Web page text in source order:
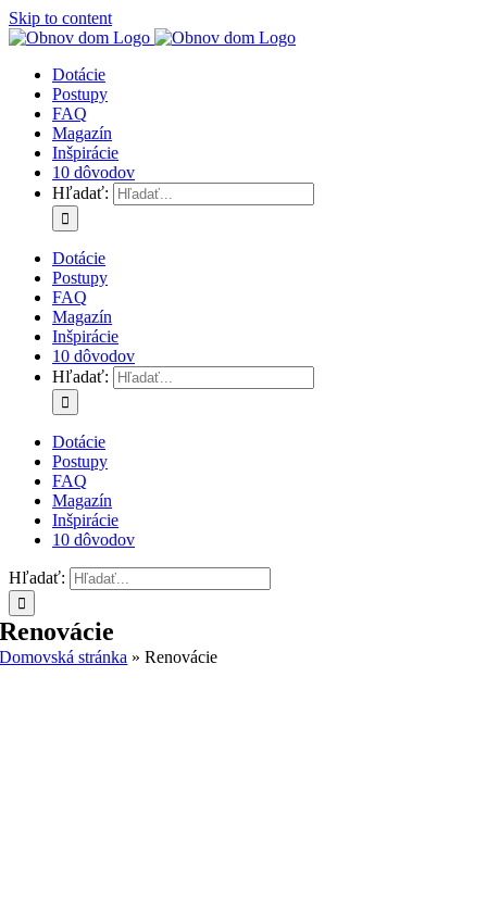
Skip to content
Dotácie
Postupy
FAQ
Magazín
Inšpirácie
10 dôvodov
Hľadať:
Dotácie
Postupy
FAQ
Magazín
Inšpirácie
10 dôvodov
Hľadať:
Dotácie
Postupy
FAQ
Magazín
Inšpirácie
10 dôvodov
Hľadať:
Renovácie
Domovská stránka »Renovácie